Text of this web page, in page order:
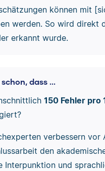
können mit
werden. So wird direkt
erkannt wurde.
dass ...
150 Fehler pro
verbessern vor
den
Interpunktion und